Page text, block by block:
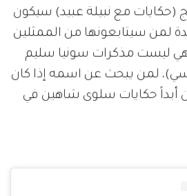
(حكايات مع نبيلة عبيد) سيكون
لمن سيتابعونها من الممثلين
ليست مذكرات سونيا سليم
لمن يبحث عن اسمه إذا كان
أبداً حكايات سلوى شاهين في